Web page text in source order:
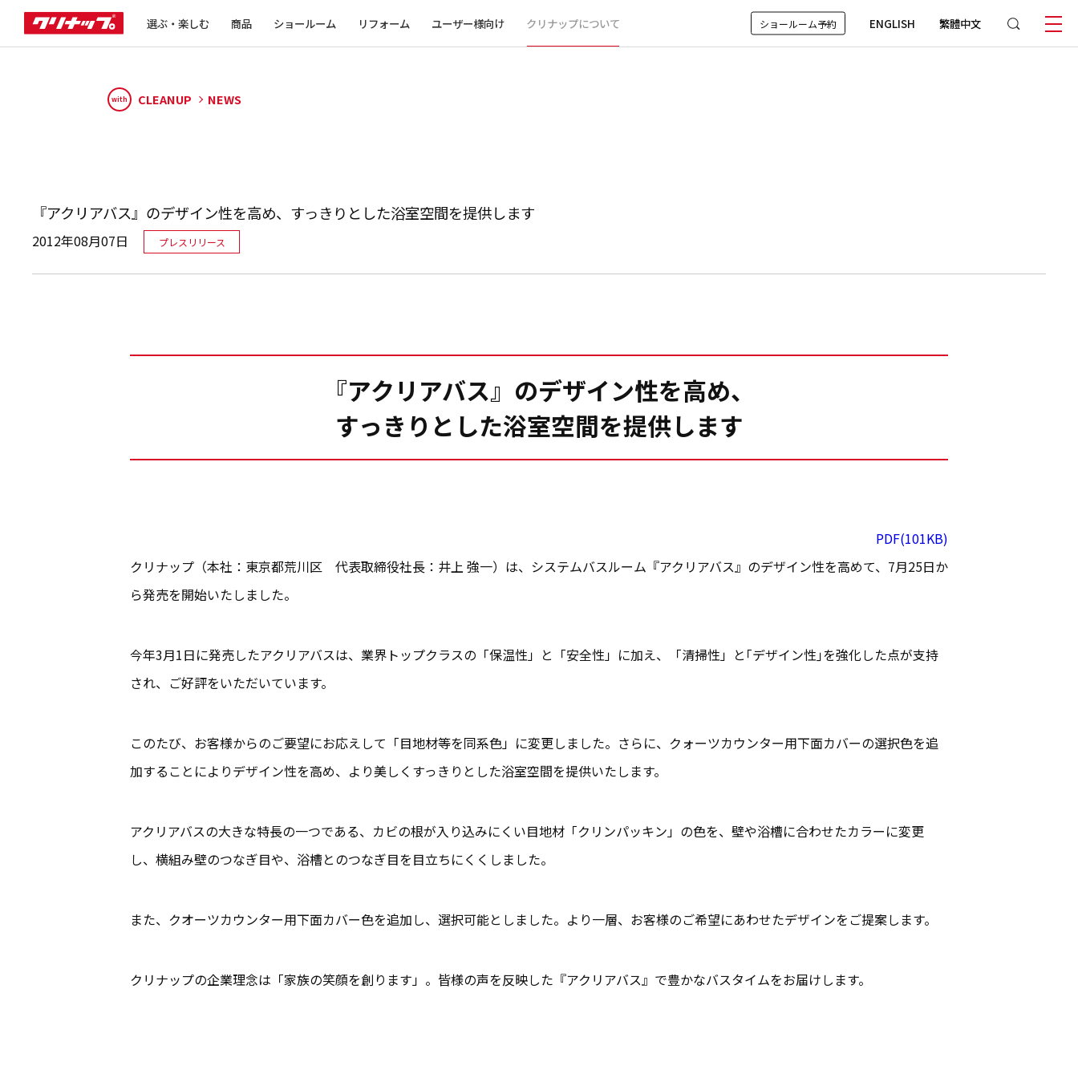
選ぶ・楽しむ 商品 ショールーム リフォーム ユーザー様向け クリナップについて ショールーム予約 ENGLISH 繁體中文
with CLEANUP NEWS
『アクリアバス』のデザイン性を高め、すっきりとした浴室空間を提供します
2012年08月07日 プレスリリース
『アクリアバス』のデザイン性を高め、
すっきりとした浴室空間を提供します
PDF(101KB)
クリナップ（本社：東京都荒川区 代表取締役社長：井上 強一）は、システムバスルーム『アクリアバス』のデザイン性を高めて、7月25日か
ら発売を開始いたしました。
今年3月1日に発売したアクリアバスは、業界トップクラスの「保温性」と「安全性」に加え、「清掃性」と｢デザイン性｣を強化した点が支持
され、ご好評をいただいています。
このたび、お客様からのご要望にお応えして「目地材等を同系色」に変更しました。さらに、クォーツカウンター用下面カバーの選択色を追
加することによりデザイン性を高め、より美しくすっきりとした浴室空間を提供いたします。
アクリアバスの大きな特長の一つである、カビの根が入り込みにくい目地材「クリンパッキン」の色を、壁や浴槽に合わせたカラーに変更
し、横組み壁のつなぎ目や、浴槽とのつなぎ目を目立ちにくくしました。
また、クオーツカウンター用下面カバー色を追加し、選択可能としました。より一層、お客様のご希望にあわせたデザインをご提案します。
クリナップの企業理念は「家族の笑顔を創ります」。皆様の声を反映した『アクリアバス』で豊かなバスタイムをお届けします。